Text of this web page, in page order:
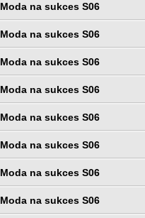
Moda na sukces S06
Moda na sukces S06
Moda na sukces S06
Moda na sukces S06
Moda na sukces S06
Moda na sukces S06
Moda na sukces S06
Moda na sukces S06